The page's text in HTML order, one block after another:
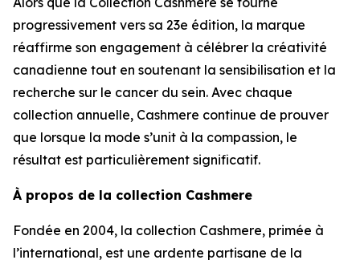
progressivement vers sa 23e édition, la marque
réaffirme son engagement à célébrer la créativité
canadienne tout en soutenant la sensibilisation et la
recherche sur le cancer du sein. Avec chaque
collection annuelle, Cashmere continue de prouver
que lorsque la mode s’unit à la compassion, le
résultat est particulièrement significatif.
À propos de la collection Cashmere
Fondée en 2004, la collection Cashmere, primée à
l’international, est une ardente partisane de la